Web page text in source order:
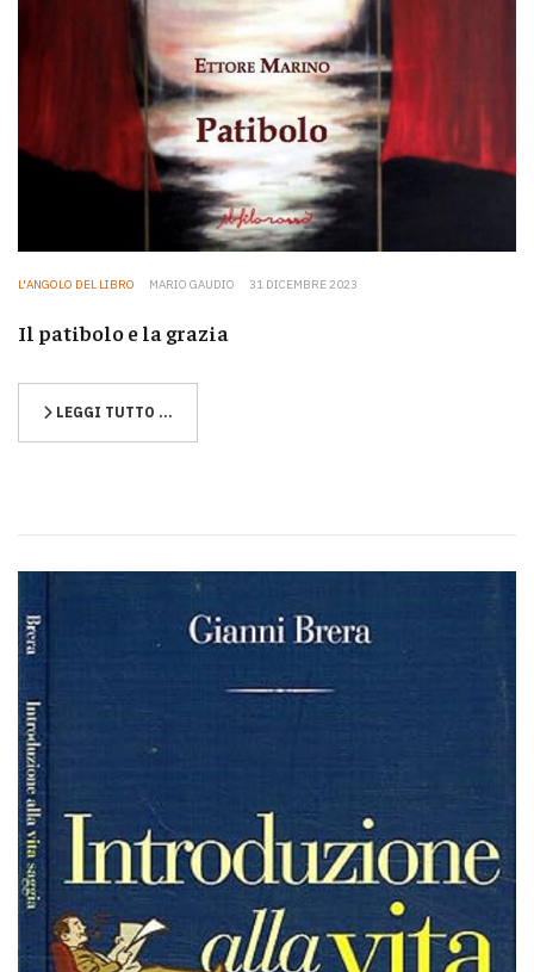
L'ANGOLO DEL LIBRO MARIO GAUDIO 31 DICEMBRE 2023
Il patibolo e la grazia
LEGGI TUTTO …